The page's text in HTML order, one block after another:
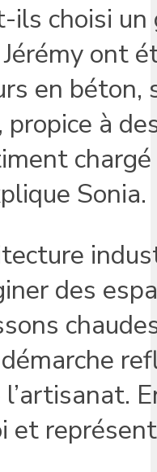
ils choisi
ont
en
à
Sonia.
des
l’artisanat.
et